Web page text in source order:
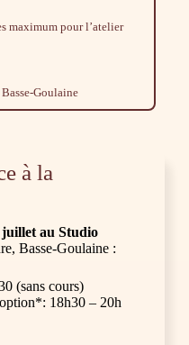
maximum pour l’atelier
Goulaine
à la
juillet au Studio
Basse-Goulaine :
(sans cours)
18h30 – 20h